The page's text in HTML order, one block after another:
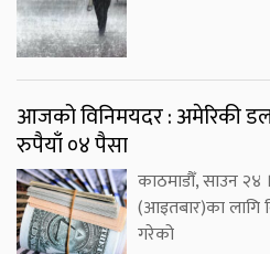
आजको विनिमयदर : अमेरिकी
रुपैयाँ ०४ पैसा
काठमाडौँ, साउन
(आइतबार)का लागि
गरेको